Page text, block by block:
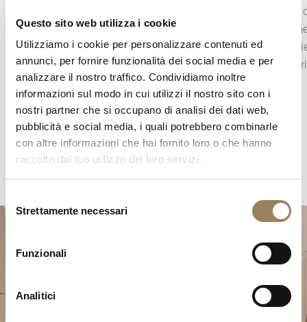
Questo sito web utilizza i cookie
Utilizziamo i cookie per personalizzare contenuti ed
annunci, per fornire funzionalità dei social media e per
analizzare il nostro traffico. Condividiamo inoltre
informazioni sul modo in cui utilizzi il nostro sito con i
nostri partner che si occupano di analisi dei dati web,
pubblicità e social media, i quali potrebbero combinarle
con altre informazioni che hai fornito loro o che hanno
raccolto dal tuo utilizzo dei loro servizi.
delStrettamente necessari
Funzionali
Analitici
Questa finitura sottolinea i contorni delle parti,
cattura la luce e rivela la precisione del lavoro
apportato al minimo dettaglio.